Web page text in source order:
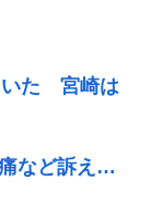
いた 宮崎は
など訴え…